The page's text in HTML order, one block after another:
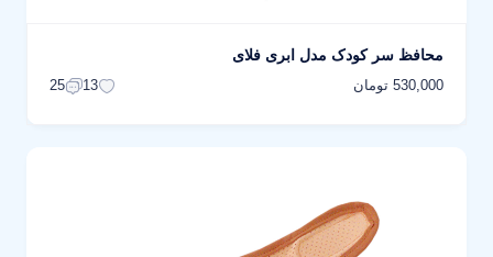
محافظ سر کودک مدل ابری فلای
530,000 تومان 13
25